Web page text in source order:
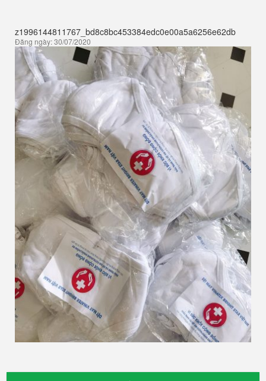
z1996144811767_bd8c8bc453384edc0e00a5a6256e62db
Đăng ngày: 30/07/2020